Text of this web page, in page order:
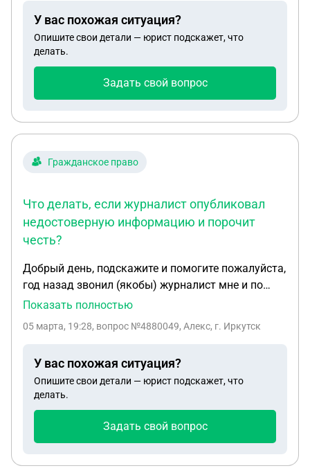
У вас похожая ситуация?
Опишите свои детали — юрист подскажет, что
делать.
Задать свой вопрос
Гражданское право
Что делать, если журналист опубликовал
недостоверную информацию и порочит
честь?
Добрый день, подскажите и помогите пожалуйста,
год назад звонил (якобы) журналист мне и по
телефону брал у меня интервью , на следующий
которую я не говорил , что это начала порочит
угроз и нецензурных слов, набрал того
журналиста в ответ услышал извинение и
обещание удалит из соцсетей, по моей наивности
вчера обнаружил что снова и во многих
написать заявление , что делать как быть ?
Показать полностью
05 марта, 19:28, вопрос №4880049, Алекс, г. Иркутск
У вас похожая ситуация?
Опишите свои детали — юрист подскажет, что
делать.
Задать свой вопрос